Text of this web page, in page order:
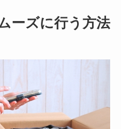
ーズに行う方法